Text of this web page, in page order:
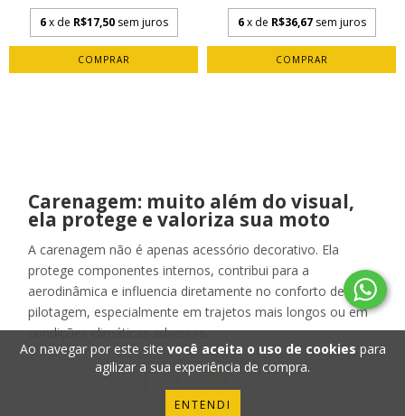
Ao navegar por este site você aceita o uso de cookies para
agilizar a sua experiência de compra.
ENTENDI
6 x de R$17,50 sem juros
6 x de R$36,67 sem juros
Carenagem: muito além do visual,
ela protege e valoriza sua moto
A carenagem não é apenas acessório decorativo. Ela
protege componentes internos, contribui para a
aerodinâmica e influencia diretamente no conforto de
pilotagem, especialmente em trajetos mais longos ou em
condições climáticas adversas.
Ler mais